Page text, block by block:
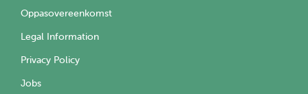
Oppasovereenkomst
Legal Information
Privacy Policy
Jobs